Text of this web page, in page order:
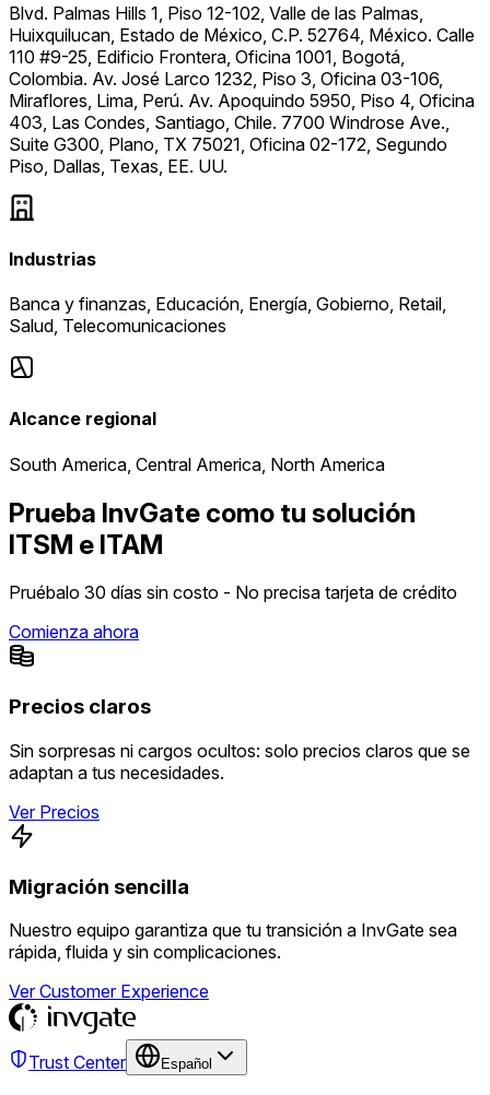
Blvd. Palmas Hills 1, Piso 12-102, Valle de las Palmas,
Huixquilucan, Estado de México, C.P. 52764, México. Calle
110 #9-25, Edificio Frontera, Oficina 1001, Bogotá,
Colombia. Av. José Larco 1232, Piso 3, Oficina 03-106,
Miraflores, Lima, Perú. Av. Apoquindo 5950, Piso 4, Oficina
403, Las Condes, Santiago, Chile. 7700 Windrose Ave.,
Suite G300, Plano, TX 75021, Oficina 02-172, Segundo
Piso, Dallas, Texas, EE. UU.
Industrias
Banca y finanzas, Educación, Energía, Gobierno, Retail,
Salud, Telecomunicaciones
Alcance regional
South America, Central America, North America
Prueba InvGate como tu solución
ITSM e ITAM
Pruébalo 30 días sin costo - No precisa tarjeta de crédito
Comienza ahora
Precios claros
Sin sorpresas ni cargos ocultos: solo precios claros que se
adaptan a tus necesidades.
Ver Precios
Migración sencilla
Nuestro equipo garantiza que tu transición a InvGate sea
rápida, fluida y sin complicaciones.
Ver Customer Experience
Trust Center Español